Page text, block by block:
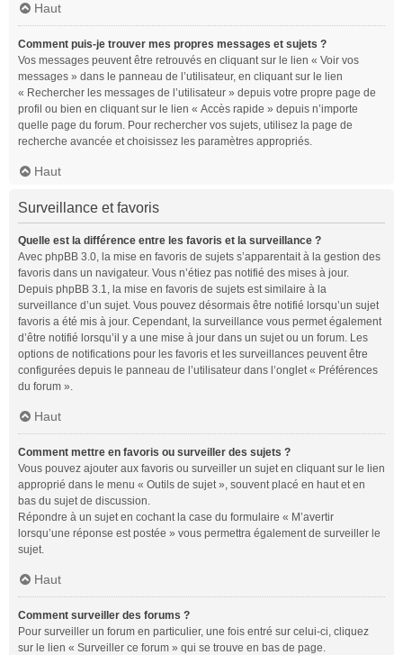
Haut
Comment puis-je trouver mes propres messages et sujets ?
Vos messages peuvent être retrouvés en cliquant sur le lien « Voir vos
messages » dans le panneau de l’utilisateur, en cliquant sur le lien
« Rechercher les messages de l’utilisateur » depuis votre propre page de
profil ou bien en cliquant sur le lien « Accès rapide » depuis n’importe
quelle page du forum. Pour rechercher vos sujets, utilisez la page de
recherche avancée et choisissez les paramètres appropriés.
Haut
Surveillance et favoris
Quelle est la différence entre les favoris et la surveillance ?
Avec phpBB 3.0, la mise en favoris de sujets s’apparentait à la gestion des
favoris dans un navigateur. Vous n’étiez pas notifié des mises à jour.
Depuis phpBB 3.1, la mise en favoris de sujets est similaire à la
surveillance d’un sujet. Vous pouvez désormais être notifié lorsqu’un sujet
favoris a été mis à jour. Cependant, la surveillance vous permet également
d’être notifié lorsqu’il y a une mise à jour dans un sujet ou un forum. Les
options de notifications pour les favoris et les surveillances peuvent être
configurées depuis le panneau de l’utilisateur dans l’onglet « Préférences
du forum ».
Haut
Comment mettre en favoris ou surveiller des sujets ?
Vous pouvez ajouter aux favoris ou surveiller un sujet en cliquant sur le lien
approprié dans le menu « Outils de sujet », souvent placé en haut et en
bas du sujet de discussion.
Répondre à un sujet en cochant la case du formulaire « M’avertir
lorsqu’une réponse est postée » vous permettra également de surveiller le
sujet.
Haut
Comment surveiller des forums ?
Pour surveiller un forum en particulier, une fois entré sur celui-ci, cliquez
sur le lien « Surveiller ce forum » qui se trouve en bas de page.